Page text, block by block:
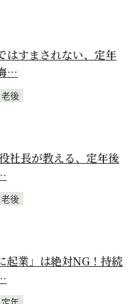
はすまされない、定年
…
老後
社長が教える、定年後
老後
起業」は絶対NG！持続